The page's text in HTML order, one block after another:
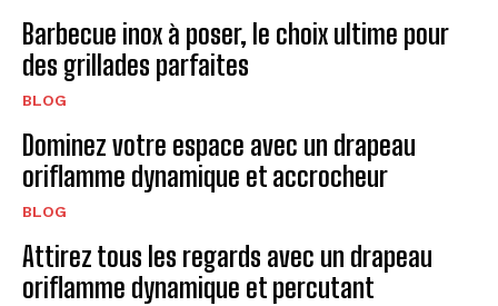
Barbecue inox à poser, le choix ultime pour
des grillades parfaites
BLOG
Dominez votre espace avec un drapeau
oriflamme dynamique et accrocheur
BLOG
Attirez tous les regards avec un drapeau
oriflamme dynamique et percutant